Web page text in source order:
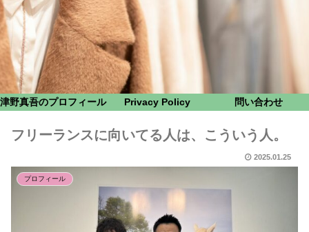
津野真吾のプロフィール Privacy Policy 問い合わせ
フリーランスに向いてる人は、こういう人。
2025.01.25
プロフィール